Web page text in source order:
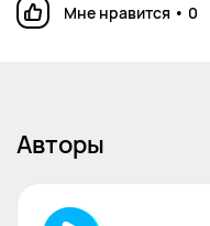
Мне нравится • 0
Авторы